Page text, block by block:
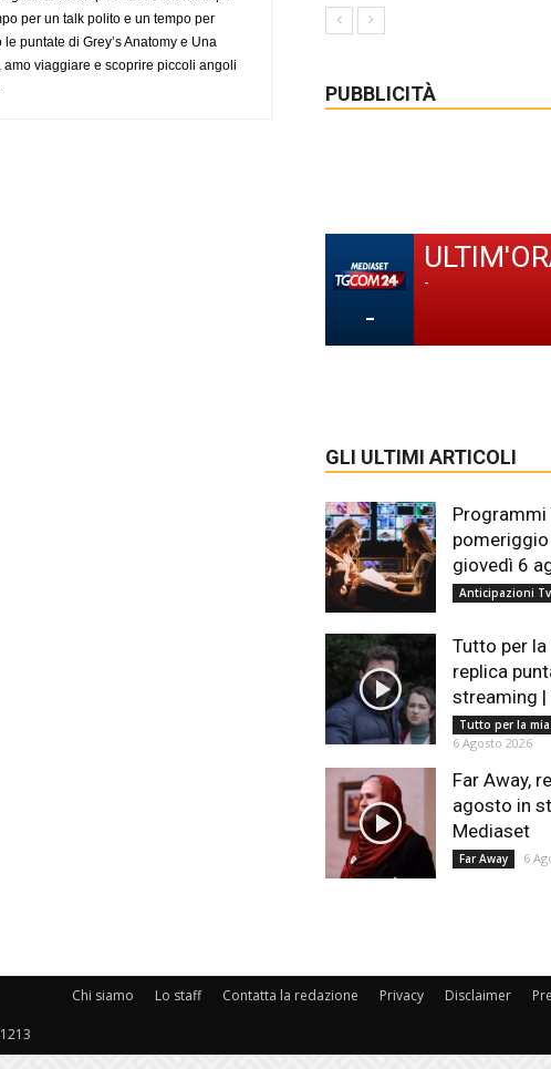
per un talk polito e un tempo per
puntate di Grey’s Anatomy e Una
viaggiare e scoprire piccoli angoli
PUBBLICITÀ
-
-
GLI ULTIMI ARTICOLI
Programmi
giovedì 6
Anticipazioni Tv
Tutto per
replica
streaming |
Tutto per la
6 Agosto 2026
Far Away,
agosto in
Mediaset
Far Away 6
Chi siamo Lo staff Contatta la redazione Privacy Disclaimer